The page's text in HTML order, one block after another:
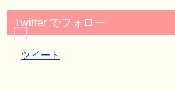
Twitter でフォロー
ツイート